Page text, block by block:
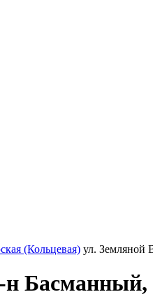
(Кольцевая) ул. Земляной
Басманный,